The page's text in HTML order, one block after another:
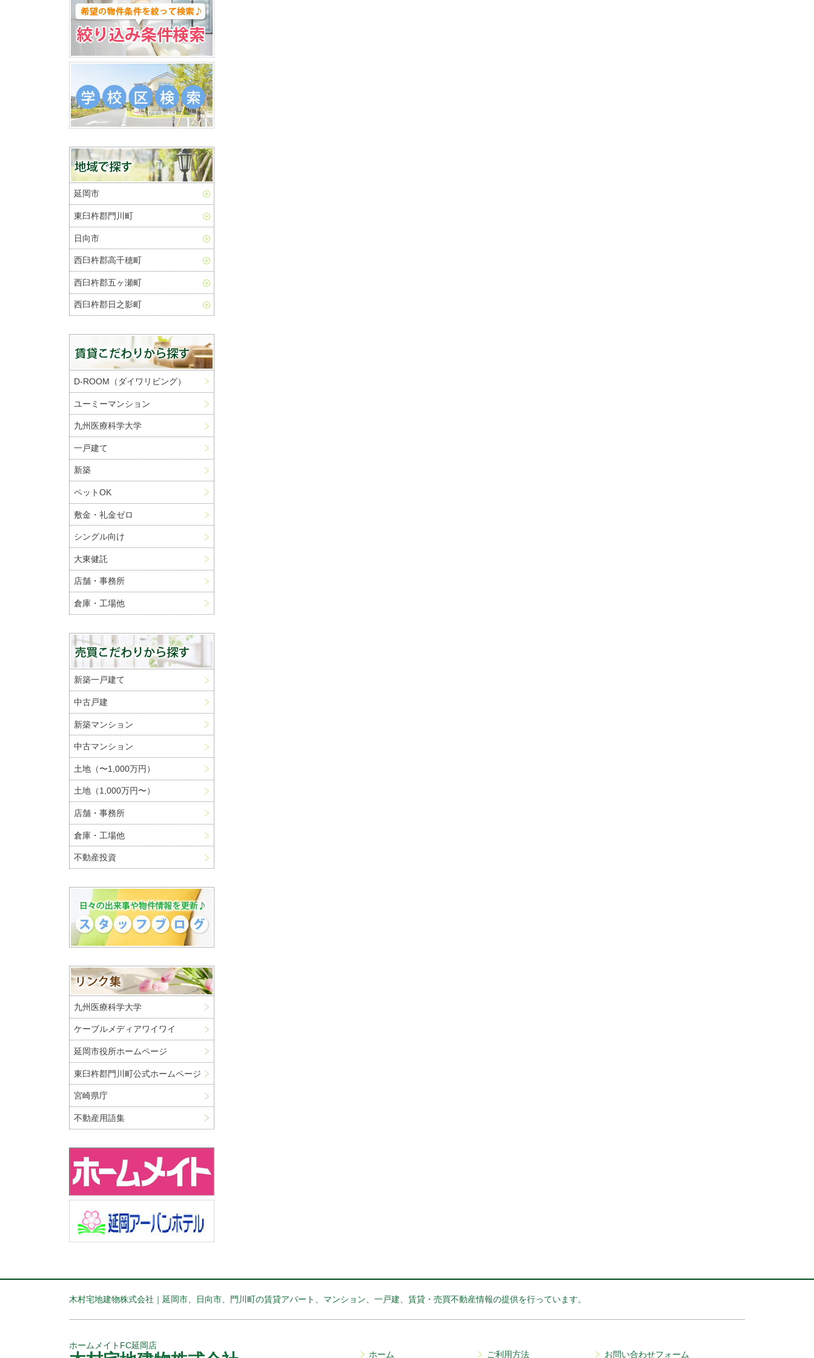
延岡市
東臼杵郡門川町
日向市
西臼杵郡高千穂町
西臼杵郡五ヶ瀬町
西臼杵郡日之影町
D-ROOM（ダイワリビング）
ユーミーマンション
九州医療科学大学
一戸建て
新築
ペットOK
敷金・礼金ゼロ
シングル向け
大東健託
店舗・事務所
倉庫・工場他
新築一戸建て
中古戸建
新築マンション
中古マンション
土地（〜1,000万円）
土地（1,000万円〜）
店舗・事務所
倉庫・工場他
不動産投資
九州医療科学大学
ケーブルメディアワイワイ
延岡市役所ホームページ
東臼杵郡門川町公式ホームページ
宮崎県庁
不動産用語集
木村宅地建物株式会社｜延岡市、日向市、門川町の賃貸アパート、マンション、一戸建、賃貸・売買不動産情報の提供を行っています。
ホームメイトFC延岡店
ホーム ご利用方法 お問い合わせフォーム